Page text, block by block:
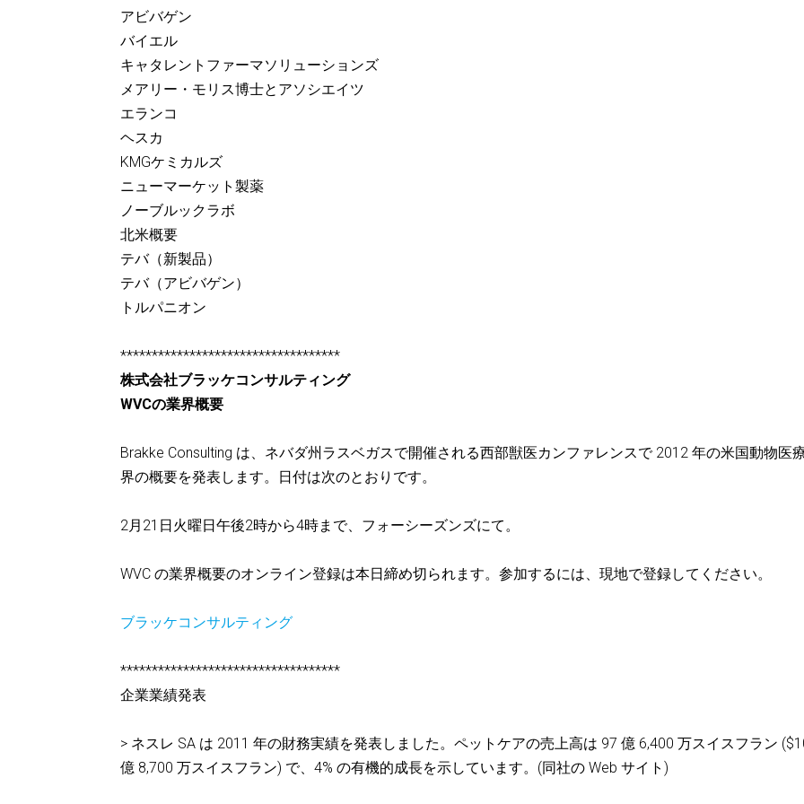
アビバゲン
バイエル
キャタレントファーマソリューションズ
メアリー・モリス博士とアソシエイツ
エランコ
ヘスカ
KMGケミカルズ
ニューマーケット製薬
ノーブルックラボ
北米概要
テバ（新製品）
テバ（アビバゲン）
トルパニオン
***********************************
株式会社ブラッケコンサルティング
WVCの業界概要
Brakke Consulting は、ネバダ州ラスベガスで開催される西部獣医カンファレンスで 2012 年の米国動物医
界の概要を発表します。日付は次のとおりです。
2月21日火曜日午後2時から4時まで、フォーシーズンズにて。
WVC の業界概要のオンライン登録は本日締め切られます。参加するには、現地で登録してください。
ブラッケコンサルティング
***********************************
企業業績発表
> ネスレ SA は 2011 年の財務実績を発表しました。ペットケアの売上高は 97 億 6,400 万スイスフラン
億 8,700 万スイスフラン) で、4% の有機的成長を示しています。(同社の Web サイト)